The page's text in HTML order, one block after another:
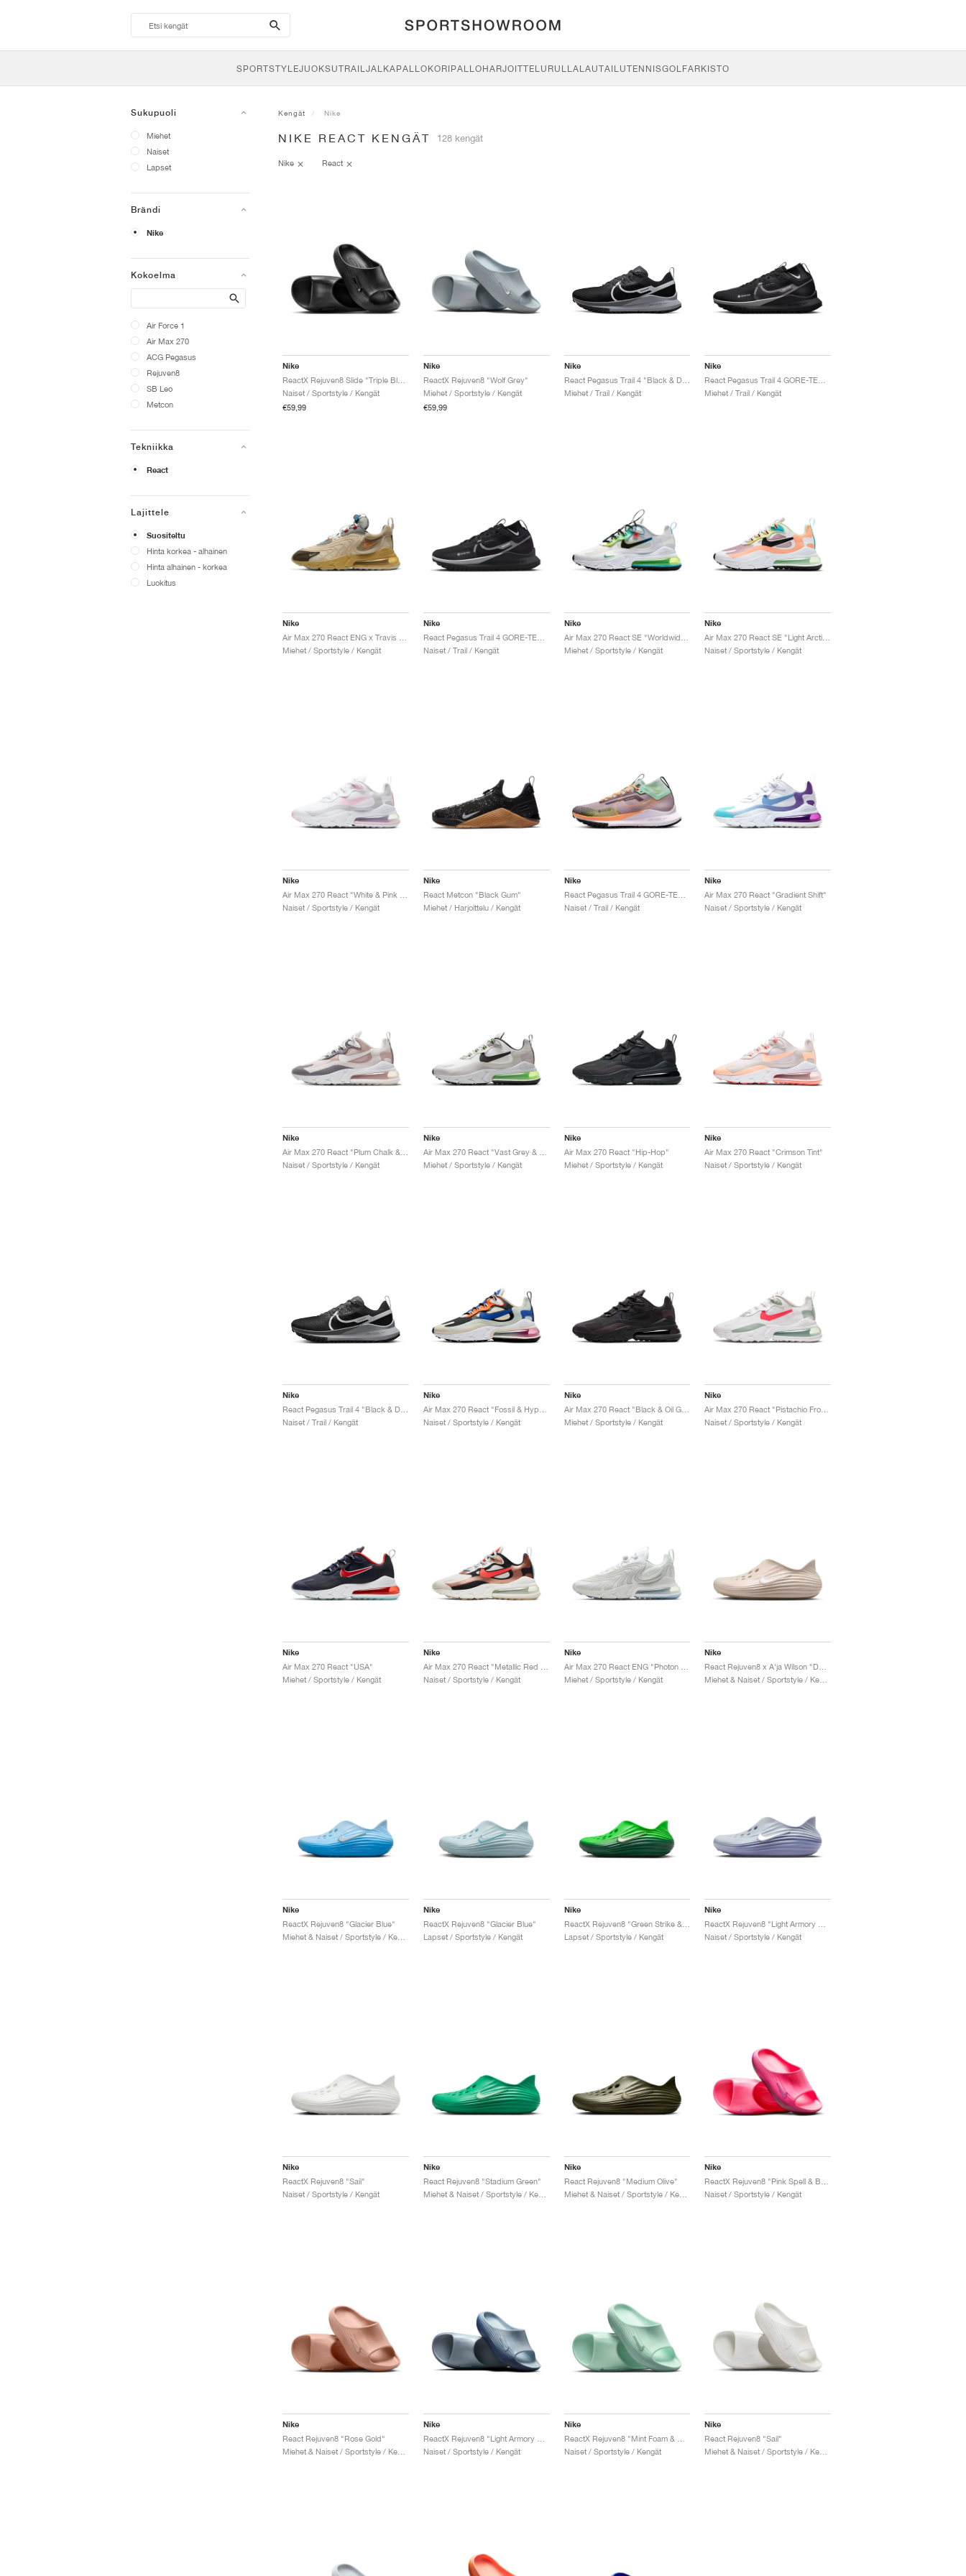
search-
btn
SPORTSTYLEJUOKSUTRAILJALKAPALLOKORIPALLOHARJOITTELU RULLALAUTAILUTENNISGOLFARKISTO
Sukupuoli
Miehet
Naiset
Lapset
Brändi
Nike
Kokoelma
Search
Air Force 1
Air Max 270
ACG Pegasus
Rejuven8
SB Leo
Metcon
Tekniikka
React
Lajittele
Suositeltu
Hinta korkea - alhainen
Hinta alhainen - korkea
Luokitus
Kengät Nike
NIKE REACT KENGÄT 128 kengät
Nike React
Nike
Naiset / Sportstyle / Kengät
€59,99
Nike
ReactX Rejuven8 "Wolf Grey"
Miehet / Sportstyle / Kengät
€59,99
Nike
React Pegasus Trail 4 "Black & Dark Grey"
Miehet / Trail / Kengät
Nike
Miehet / Trail / Kengät
Nike
Miehet / Sportstyle / Kengät
Nike
React Pegasus Trail 4 GORE-TEX "Black & Reflect Silver"
Naiset / Trail / Kengät
Nike
Miehet / Sportstyle / Kengät
Nike
Naiset / Sportstyle / Kengät
Nike
Naiset / Sportstyle / Kengät
Nike
React Metcon "Black Gum"
Miehet / Harjoittelu / Kengät
Nike
React Pegasus Trail 4 GORE-TEX "Purple Smoke & Enamel Green"
Naiset / Trail / Kengät
Nike
Air Max 270 React "Gradient Shift"
Naiset / Sportstyle / Kengät
Nike
Naiset / Sportstyle / Kengät
Nike
Miehet / Sportstyle / Kengät
Nike
Air Max 270 React "Hip-Hop"
Miehet / Sportstyle / Kengät
Nike
Air Max 270 React "Crimson Tint"
Naiset / Sportstyle / Kengät
Nike
Naiset / Trail / Kengät
Nike
Naiset / Sportstyle / Kengät
Nike
Air Max 270 React "Black & Oil Grey"
Miehet / Sportstyle / Kengät
Nike
Naiset / Sportstyle / Kengät
Nike
Air Max 270 React "USA"
Miehet / Sportstyle / Kengät
Nike
Naiset / Sportstyle / Kengät
Nike
Miehet / Sportstyle / Kengät
Nike
Nike
ReactX Rejuven8 "Glacier Blue"
Nike
ReactX Rejuven8 "Glacier Blue"
Lapset / Sportstyle / Kengät
Nike
Lapset / Sportstyle / Kengät
Nike
Naiset / Sportstyle / Kengät
Nike
ReactX Rejuven8 "Sail"
Naiset / Sportstyle / Kengät
Nike
React Rejuven8 "Stadium Green"
Miehet & Naiset / Sportstyle / Kengät
Nike
React Rejuven8 "Medium Olive"
Miehet & Naiset / Sportstyle / Kengät
Nike
Naiset / Sportstyle / Kengät
Nike
React Rejuven8 "Rose Gold"
Nike
Naiset / Sportstyle / Kengät
Nike
Naiset / Sportstyle / Kengät
Nike
React Rejuven8 "Sail"